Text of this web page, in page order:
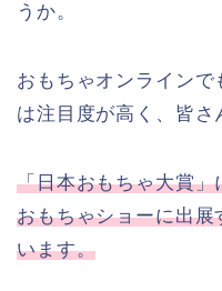
うか。
おもちゃオンライン
は注目度が高く、皆さ
「日本おもちゃ大賞
おもちゃショーに出
います。